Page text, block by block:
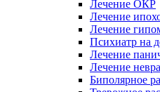
Лечение ОКР
Лечение
Лечение
Психиатр на
Лечение
Лечение
Биполярное